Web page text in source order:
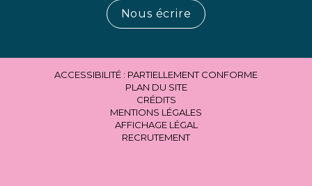
Nous écrire
ACCESSIBILITÉ : PARTIELLEMENT CONFORME
PLAN DU SITE
CRÉDITS
MENTIONS LÉGALES
AFFICHAGE LÉGAL
RECRUTEMENT